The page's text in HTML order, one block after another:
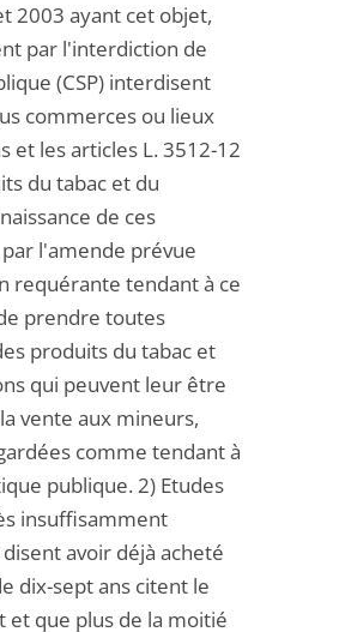
2003 ayant cet objet,
par l'interdiction de
(CSP) interdisent
commerces ou lieux
et les articles L. 3512-12
du tabac et du
de ces
l'amende prévue
requérante tendant à ce
prendre toutes
produits du tabac et
qui peuvent leur être
vente aux mineurs,
comme tendant à
publique. 2) Etudes
insuffisamment
avoir déjà acheté
dix-sept ans citent le
que plus de la moitié